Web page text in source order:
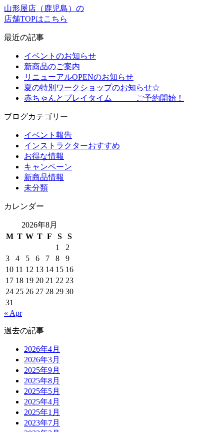
山形屋店（鹿児島）の
店舗TOPはこちら
最近の記事
イベントのお知らせ
新商品のご案内
リニューアルOPENのお知らせ
夏の特別ワークショップのお知らせ☆
赤ちゃんとプレイタイム ご予約開始！
ブログカテゴリー
イベント報告
インストラクターおすすめ
お得な情報
キャンペーン
新商品情報
未分類
カレンダー
2026年8月
M T W T F S
S
1
2
3
4 5 6 7 8
9
10 11 12 13 14 15 16
17 18 19 20 21 22 23
24 25 26 27 28 29 30
31
« Apr
過去の記事
2026年4月
2026年3月
2025年9月
2025年8月
2025年5月
2025年4月
2025年1月
2023年7月